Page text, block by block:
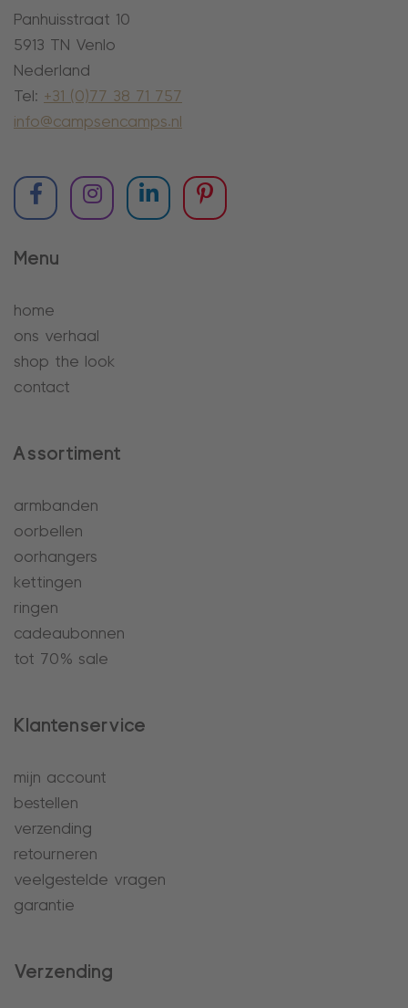
Panhuisstraat 10
5913 TN Venlo
Nederland
Tel: +31 (0)77 38 71 757
info@campsencamps.nl
Menu
home
ons verhaal
shop the look
contact
Assortiment
armbanden
oorbellen
oorhangers
kettingen
ringen
cadeaubonnen
tot 70% sale
Klantenservice
mijn account
bestellen
verzending
retourneren
veelgestelde vragen
garantie
Verzending